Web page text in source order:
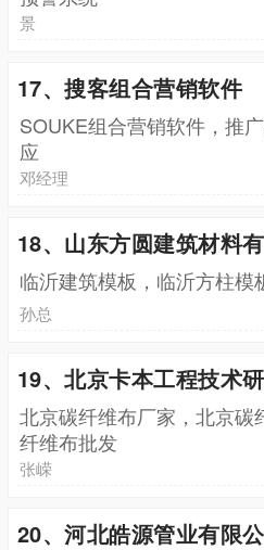
景
17、搜客组合营销软件
SOUKE组合营销软件，推
应
邓经理
18、山东方圆建筑材料
临沂建筑模板，临沂方柱模
孙总
19、北京卡本工程技术
北京碳纤维布厂家，北京碳
纤维布批发
张嵘
20、河北皓源管业有限